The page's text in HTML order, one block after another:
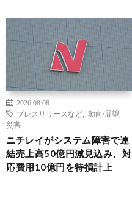
2026.08.08
プレスリリースなど
動向/展望
災害
ニチレイがシステム障害で連
結売上高50億円減見込み、対
応費用10億円を特損計上